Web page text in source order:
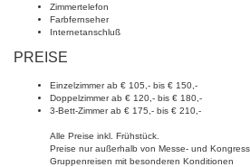
Zimmertelefon
Farbfernseher
Internetanschluß
PREISE
Einzelzimmer ab € 105,- bis € 150,-
Doppelzimmer ab € 120,- bis € 180,-
3-Bett-Zimmer ab € 175,- bis € 210,-
Alle Preise inkl. Frühstück.
Preise nur außerhalb von Messe- und
Gruppenreisen mit besonderen Konditionen